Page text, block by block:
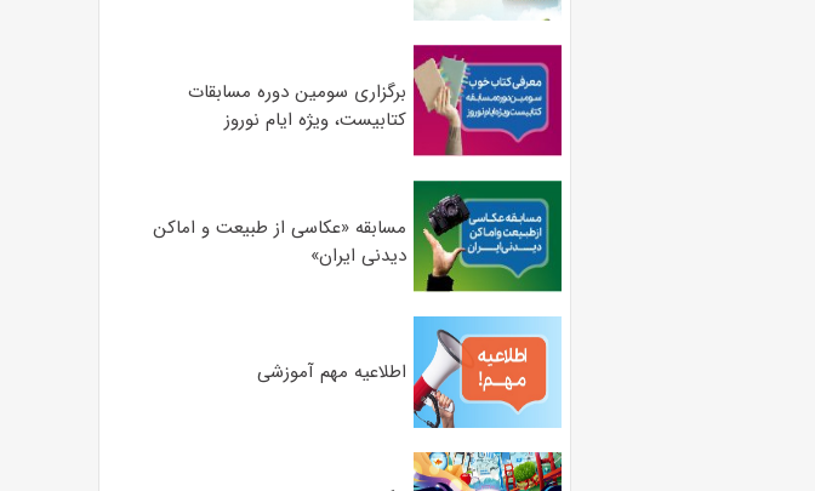
برگزاری سومین دوره مسابقات
کتابیست، ویژه ایام نوروز
مسابقه «عکاسی از طبیعت و اماکن
دیدنی ایران»
اطلاعیه مهم آموزشی